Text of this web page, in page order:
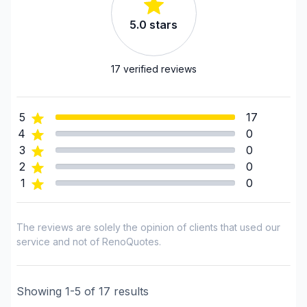
Laurentides (Antoine-Labelle)
Laurentides (Argenteuil)
Laurentides (Deux-Montagnes)
Laurentides (Deux-Montagnes)
Laurentides (Les Pays-d'en-Haut)
Laurentides (Mirabel)
Laurentides (Therese-De Blainville)
Laurentides (Therese-De Blainville)
Laval
Mont-Laurier, Riviere-Rouge and surrounding
area
Montreal (East: Anjou to bridge)
5.0 stars
17 verified reviews
5
17
4
0
3
0
2
0
1
0
The reviews are solely the opinion of clients that used our
service and not of RenoQuotes.
Showing 1-5 of 17 results